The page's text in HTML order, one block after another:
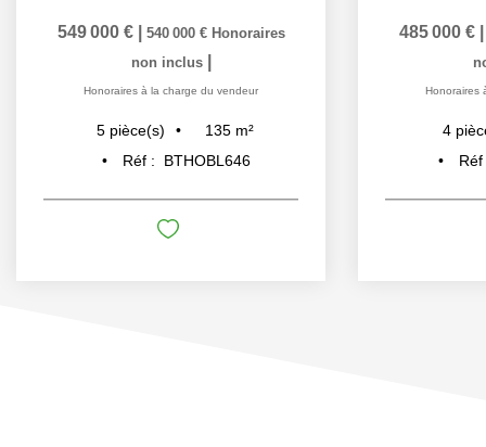
549 000 € 540 000 € Honoraires
non inclus
Honoraires à la charge du vendeur
5 pièce(s) 135 m²
Réf :
BTHOBL646
485 000 €
Honoraires
4